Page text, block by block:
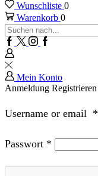
Wunschliste 0
Warenkorb 0
Sucheingabe
Facebook
TwitterInstagram
Google
Mein Konto
Anmeldung Registrieren
Username or email *
Passwort *